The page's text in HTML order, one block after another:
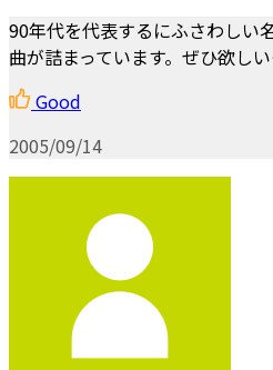
90年代を代表するにふさわしい
曲が詰まっています。ぜひ欲しい
Good
2005/09/14